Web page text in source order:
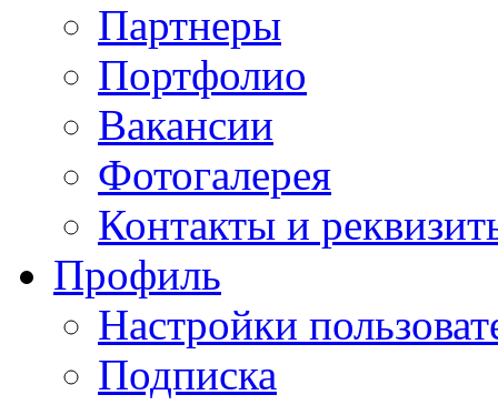
Партнеры
Портфолио
Вакансии
Фотогалерея
Контакты и
Профиль
Настройки
Подписка